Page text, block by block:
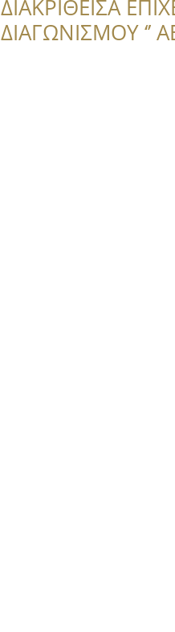
ΔΙΑΚΡΙΘΕΙΣΑ
ΔΙΑΓΩΝΙΣΜΟΥ ‘’